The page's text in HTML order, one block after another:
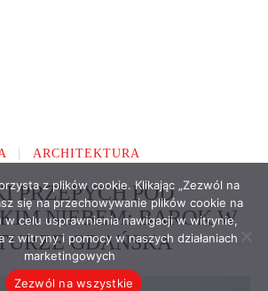
z plików cookie. Klikając „Zezwól na
się na przechowywanie plików cookie na
w celu usprawnienia nawigacji w witrynie,
z witryny i pomocy w naszych działaniach
marketingowych
Zezwól na wszystkie